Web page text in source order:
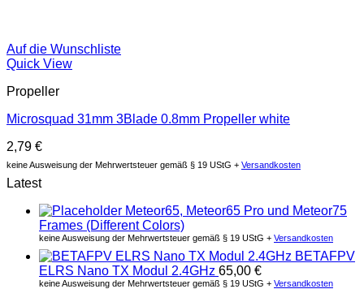
Auf die Wunschliste
Quick View
Propeller
Microsquad 31mm 3Blade 0.8mm Propeller white
2,79 €
keine Ausweisung der Mehrwertsteuer gemäß § 19 UStG + Versandkosten
Latest
Meteor65, Meteor65 Pro und Meteor75
Frames (Different Colors)
keine Ausweisung der Mehrwertsteuer gemäß § 19 UStG + Versandkosten
BETAFPV
ELRS Nano TX Modul 2.4GHz 65,00 €
keine Ausweisung der Mehrwertsteuer gemäß § 19 UStG + Versandkosten